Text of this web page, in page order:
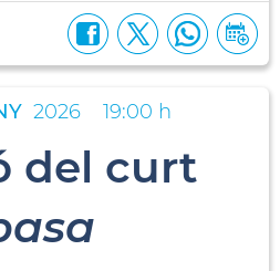
2026 19:00 h
del curt